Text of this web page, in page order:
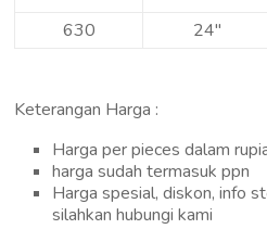
630
24″
Keterangan Harga :
Harga per pieces dalam
harga sudah termasuk ppn
Harga spesial, diskon, info
silahkan hubungi kami